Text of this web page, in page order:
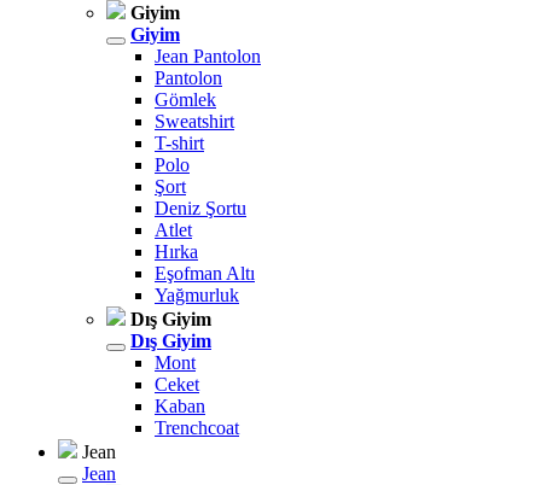
Giyim
Giyim
Jean Pantolon
Pantolon
Gömlek
Sweatshirt
T-shirt
Polo
Şort
Deniz Şortu
Atlet
Hırka
Eşofman Altı
Yağmurluk
Dış Giyim
Dış Giyim
Mont
Ceket
Kaban
Trenchcoat
Jean
Jean